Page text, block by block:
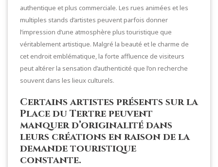
authentique et plus commerciale. Les rues animées et les
multiples stands d’artistes peuvent parfois donner
l’impression d’une atmosphère plus touristique que
véritablement artistique. Malgré la beauté et le charme de
cet endroit emblématique, la forte affluence de visiteurs
peut altérer la sensation d’authenticité que l’on recherche
souvent dans les lieux culturels.
Certains artistes présents sur la
Place du Tertre peuvent
manquer d’originalité dans
leurs créations en raison de la
demande touristique
constante.